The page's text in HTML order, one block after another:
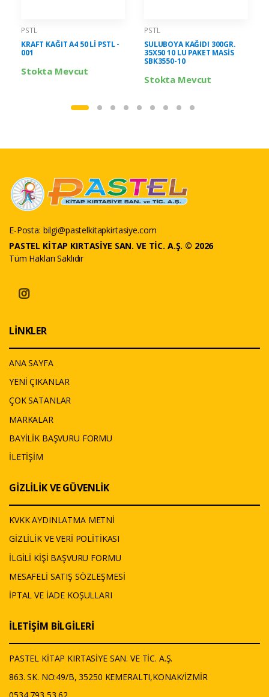
PSTL
KRAFT KAĞIT A4 50 Lİ PSTL -
001
Stokta Mevcut
PSTL
SULUBOYA KAĞIDI 300GR.
35X50 10 LU PAKET MASİS
SBK3550-10
Stokta Mevcut
E-Posta: bilgi@pastelkitapkirtasiye.com
PASTEL KİTAP KIRTASİYE SAN. VE TİC. A.Ş. © 2026
Tüm Hakları Saklıdır
LİNKLER
ANA SAYFA
YENİ ÇIKANLAR
ÇOK SATANLAR
MARKALAR
BAYİLİK BAŞVURU FORMU
İLETİŞİM
GİZLİLİK VE GÜVENLİK
KVKK AYDINLATMA METNİ
GİZLİLİK VE VERİ POLİTİKASI
İLGİLİ KİŞİ BAŞVURU FORMU
MESAFELİ SATIŞ SÖZLEŞMESİ
İPTAL VE İADE KOŞULLARI
İLETİŞİM BİLGİLERİ
PASTEL KİTAP KIRTASİYE SAN. VE TİC. A.Ş.
863. SK. NO:49/B, 35250 KEMERALTI,KONAK/İZMİR